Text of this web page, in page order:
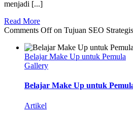
menjadi [...]
Read More
Comments Offon Tujuan SEO
Belajar Make Up untuk Pemula
Gallery
Belajar Make Up untuk
Artikel